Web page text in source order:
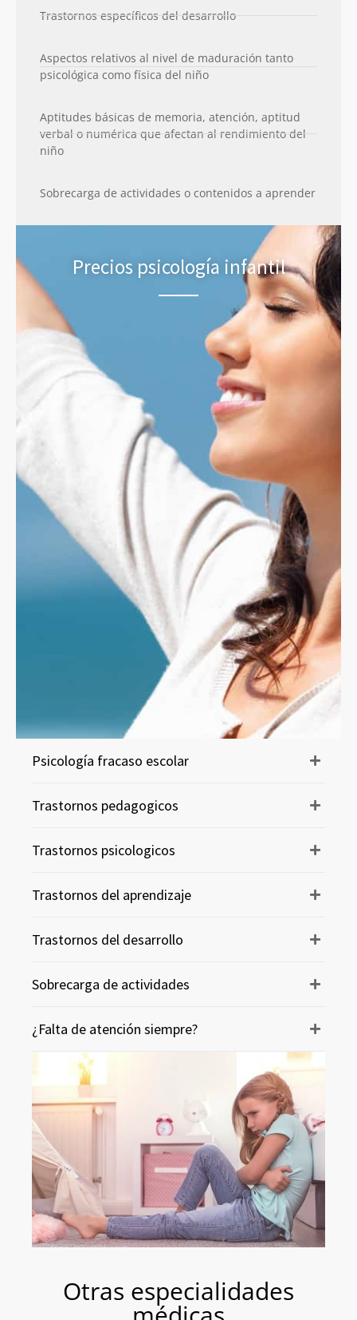
Trastornos específicos del desarrollo
Aspectos relativos al nivel de maduración tanto
psicológica como física del niño
Aptitudes básicas de memoria, atención, aptitud
verbal o numérica que afectan al rendimiento del
niño
Sobrecarga de actividades o contenidos a aprender
Precios psicología infantil
Psicología fracaso escolar
Trastornos pedagogicos
Trastornos psicologicos
Trastornos del aprendizaje
Trastornos del desarrollo
Sobrecarga de actividades
¿Falta de atención siempre?
Otras especialidades